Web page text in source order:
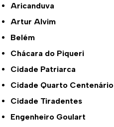
Aricanduva
Artur Alvim
Belém
Chácara do Piqueri
Cidade Patriarca
Cidade Quarto Centenário
Cidade Tiradentes
Engenheiro Goulart